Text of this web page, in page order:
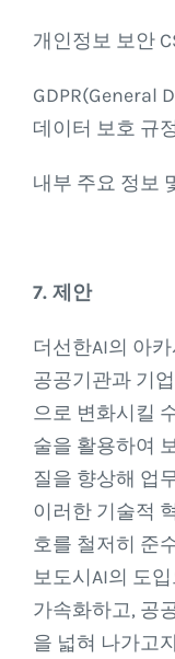
개인정보 보안
GDPR(General
데이터 보호 규
내부 주요 정보
7. 제안
더선한AI의 아
공공기관과 기
으로 변화시킬
술을 활용하여
질을 향상해 업
이러한 기술적
호를 철저히 준
보도시AI의 도
가속화하고, 공
을 넓혀 나가고